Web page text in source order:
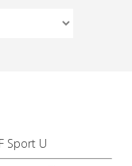
Sport U